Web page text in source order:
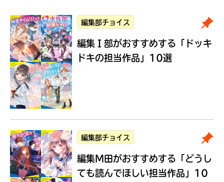
編集部チョイス
編集Ｉ部がおすすめする 「ドッキ
ドキの担当作品」10選
編集部チョイス
編集M田がおすすめする 「どうし
ても読んでほしい担当作品」10